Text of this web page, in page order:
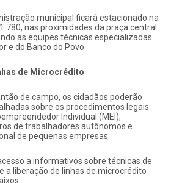
municipal ficará estacionado na
nas proximidades da praça central
as equipes técnicas especializadas
e do Banco do Povo.
de Microcrédito
de campo, os cidadãos poderão
sobre os procedimentos legais
Individual (MEI),
de trabalhadores autônomos e
de pequenas empresas.
a informativos sobre técnicas de
a liberação de linhas de microcrédito